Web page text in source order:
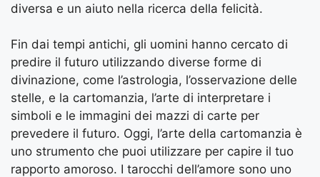
diversa e un aiuto nella ricerca della felicità.
Fin dai tempi antichi, gli uomini hanno cercato di
predire il futuro utilizzando diverse forme di
divinazione, come l’astrologia, l’osservazione delle
stelle, e la cartomanzia, l’arte di interpretare i
simboli e le immagini dei mazzi di carte per
prevedere il futuro. Oggi, l’arte della cartomanzia è
uno strumento che puoi utilizzare per capire il tuo
rapporto amoroso. I tarocchi dell’amore sono uno